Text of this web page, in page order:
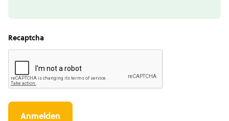
Recaptcha